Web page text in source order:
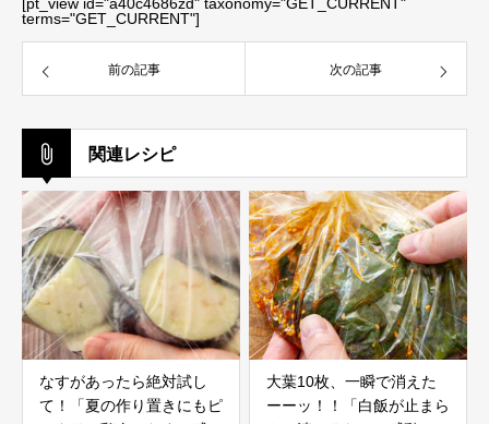
terms="GET_CURRENT"]
前の記事 次の記事
関連レシピ
なすがあったら絶対試し
て！「夏の作り置きにもピ
大葉10枚、一瞬で消えた
ーーッ！！「白飯が止まら